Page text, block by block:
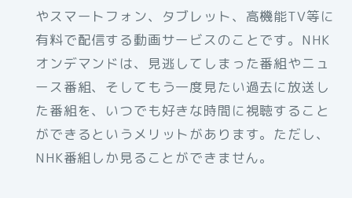
やスマートフォン、タブレット、高機能TV等に
有料で配信する動画サービスのことです。NHK
オンデマンドは、見逃してしまった番組やニュ
ース番組、そしてもう一度見たい過去に放送し
た番組を、いつでも好きな時間に視聴すること
ができるというメリットがあります。ただし、
NHK番組しか見ることができません。